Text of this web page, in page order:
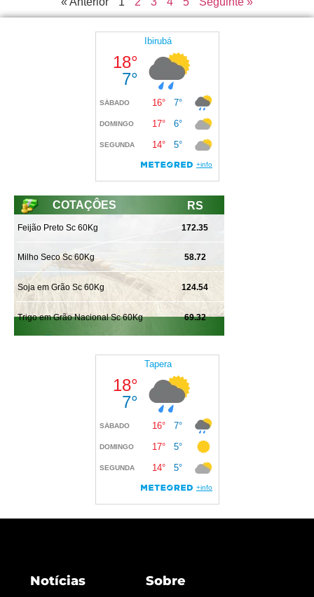
Notícias Sobre